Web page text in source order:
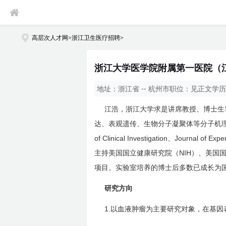
高层次人才网>浙江卫生医疗招聘>
浙江大学医学院附属第一医院
地址： 浙江省 -- 杭州市职位： 见正文学
江浩，浙江大学求是讲席教授、博士
达、表观遗传、生物分子凝聚体等分子机
of Clinical Investigation Journal of
主持美国国立健康研究院（ NIH ）、美国
项目。实验室培养的博士后多数已成长为
研究方向
1. 以血液肿瘤为主要研究对象，在基